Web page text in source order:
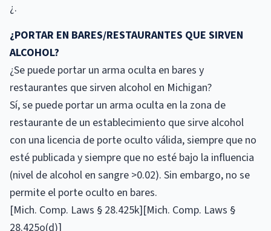
¿.
¿PORTAR EN BARES/RESTAURANTES QUE SIRVEN
ALCOHOL?
¿Se puede portar un arma oculta en bares y
restaurantes que sirven alcohol en Michigan?
Sí, se puede portar un arma oculta en la zona de
restaurante de un establecimiento que sirve alcohol
con una licencia de porte oculto válida, siempre que no
esté publicada y siempre que no esté bajo la influencia
(nivel de alcohol en sangre >0.02). Sin embargo, no se
permite el porte oculto en bares.
[Mich. Comp. Laws § 28.425k][Mich. Comp. Laws §
28.425o(d)]